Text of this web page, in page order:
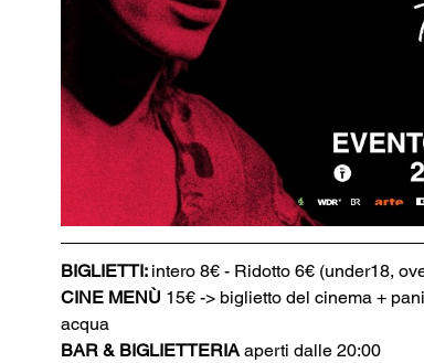
BIGLIETTI: intero 8€ - Ridotto 6€ (under18,
CINE MENÙ 15€ -> biglietto del cinema +
acqua
BAR & BIGLIETTERIA aperti dalle 20:00